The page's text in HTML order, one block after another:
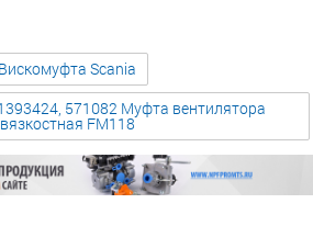
Вискомуфта Scania
571082 Муфта вентилятора
вязкостная FM118